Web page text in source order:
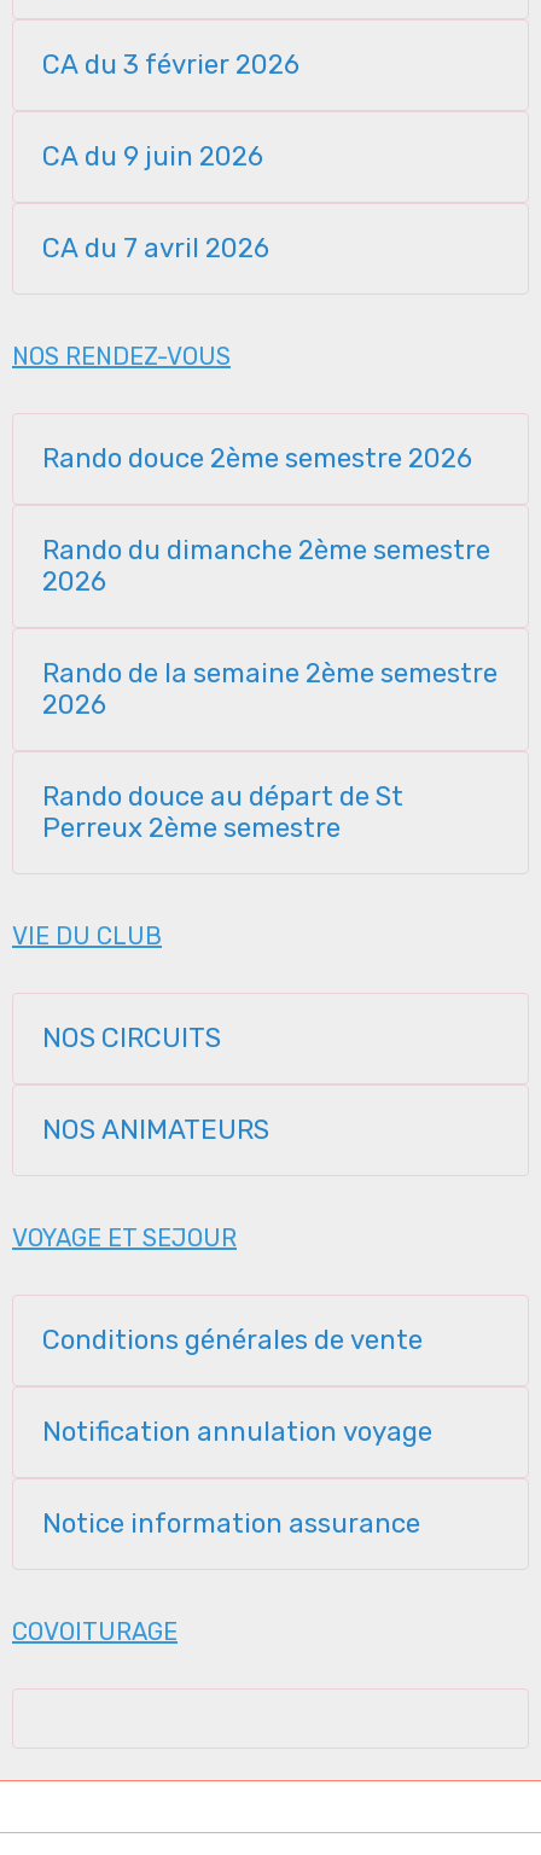
CA du 3 février 2026
CA du 9 juin 2026
CA du 7 avril 2026
NOS RENDEZ-VOUS
Rando douce 2ème semestre 2026
Rando du dimanche 2ème semestre
2026
Rando de la semaine 2ème semestre
2026
Rando douce au départ de St
Perreux 2ème semestre
VIE DU CLUB
NOS CIRCUITS
NOS ANIMATEURS
VOYAGE ET SEJOUR
Conditions générales de vente
Notification annulation voyage
Notice information assurance
COVOITURAGE